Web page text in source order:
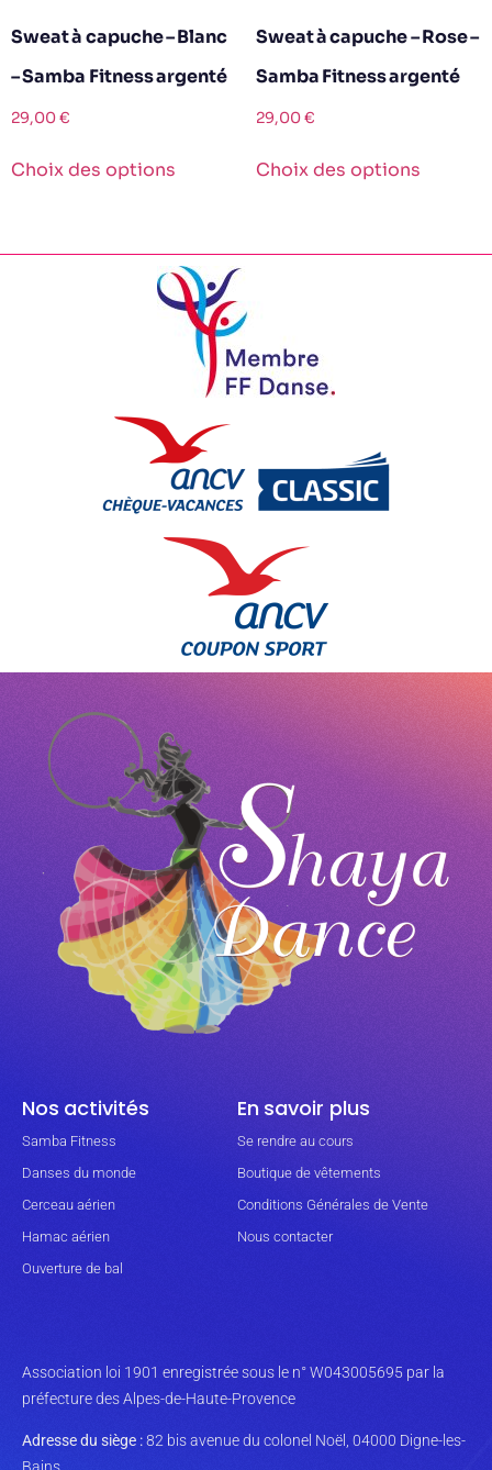
Sweat à capuche – Blanc
– Samba Fitness argenté
29,00€
Choix des options
Sweat à capuche – Rose –
Samba Fitness argenté
29,00€
Choix des options
Nos activités
Samba Fitness
Danses du monde
Cerceau aérien
Hamac aérien
Ouverture de bal
En savoir plus
Se rendre au cours
Boutique de vêtements
Conditions Générales de Vente
Nous contacter
Association loi 1901 enregistrée sous le n° W043005695 par la
préfecture des Alpes-de-Haute-Provence
Adresse du siège :82 bis avenue du colonel Noël, 04000 Digne-les-